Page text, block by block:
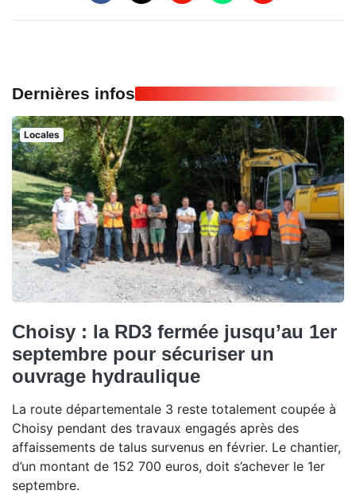
Dernières infos
Locales
Choisy : la RD3 fermée jusqu’au 1er
septembre pour sécuriser un
ouvrage hydraulique
La route départementale 3 reste totalement coupée à
Choisy pendant des travaux engagés après des
affaissements de talus survenus en février. Le chantier,
d’un montant de 152 700 euros, doit s’achever le 1er
septembre.